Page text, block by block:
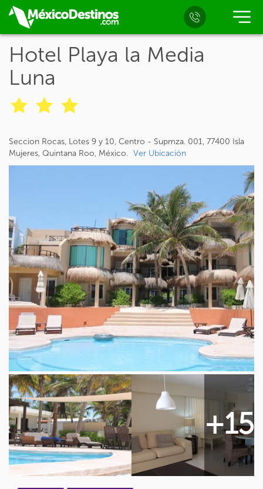
Hotel Playa la Media
Luna
Seccion Rocas, Lotes 9 y 10, Centro - Supmza. 001, 77400 Isla
Mujeres, Quintana Roo, México. Ver Ubicación
+15